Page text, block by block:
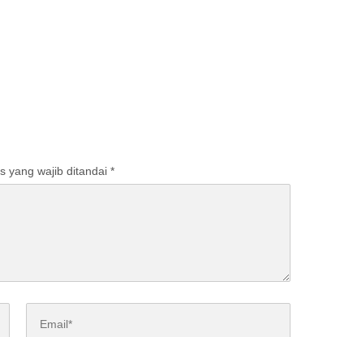
yang wajib ditandai *